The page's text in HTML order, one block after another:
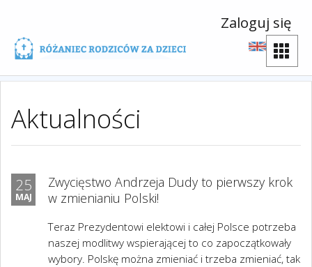
Zaloguj się
Aktualności
25
MAJ
Zwycięstwo Andrzeja Dudy to pierwszy krok
w zmienianiu Polski!
Teraz Prezydentowi elektowi i całej Polsce potrzeba
naszej modlitwy wspierającej to co zapoczątkowały
wybory. Polskę można zmieniać i trzeba zmieniać, tak